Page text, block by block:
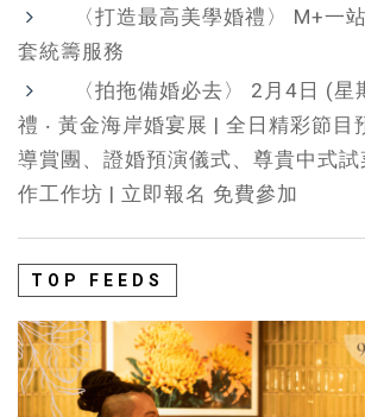
〈打造最高美學婚禮〉 M+一
套統籌服務
〈拍拖備婚必去〉 2月4日 (
禮 ‧ 黃金海岸婚宴展 | 全日精彩節目
導賞團、證婚預演儀式、尊貴中式
作工作坊 | 立即報名 免費參加
TOP FEEDS